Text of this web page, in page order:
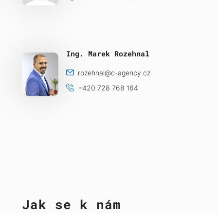
Ing. Marek Rozehnal
rozehnal@c-agency.cz
+420 728 768 164
Jak se k nám